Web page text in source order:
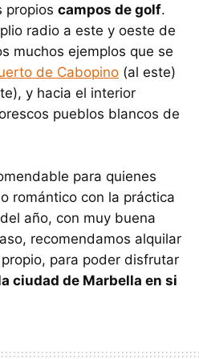
propios campos de golf.
radio a este y oeste de
muchos ejemplos que se
de Cabopino (al este)
y hacia el interior
pueblos blancos de
para quienes
romántico con la práctica
año, con muy buena
recomendamos alquilar
para poder disfrutar
ciudad de Marbella en si